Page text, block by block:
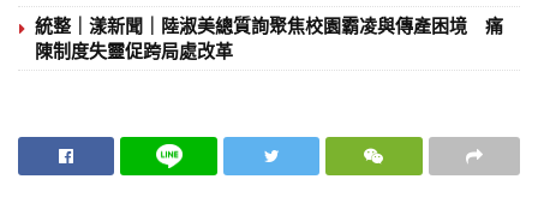
統整｜漾新聞｜陸淑美總質詢聚焦校園霸凌與傳產困境 痛
陳制度失靈促跨局處改革